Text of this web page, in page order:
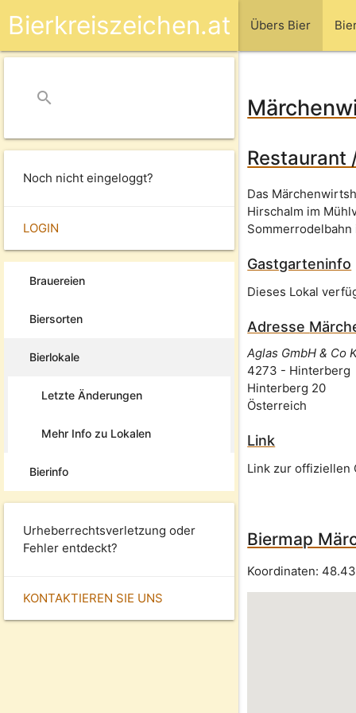
Übers Bier
Bierkreiszeichen.at
search
Noch nicht eingeloggt?
LOGIN
Brauereien
Biersorten
Bierlokale
Letzte Änderungen
Mehr Info zu Lokalen
Bierinfo
Urheberrechtsverletzung oder
Fehler entdeckt?
KONTAKTIEREN SIE UNS
Restaurant
Das
Hirschalm im
Gastgarteninfo
Dieses Lokal
Adresse
Aglas GmbH & Co
4273 - Hinterberg
Hinterberg 20
Österreich
Link
Link zur offiziellen
Biermap
Koordinaten: